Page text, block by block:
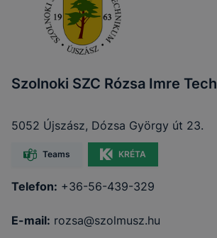
Szolnoki SZC Rózsa Imre
5052 Újszász, Dózsa György út 23.
Teams KRÉTA
Telefon: +36-56-439-329
E-mail: rozsa@szolmusz.hu